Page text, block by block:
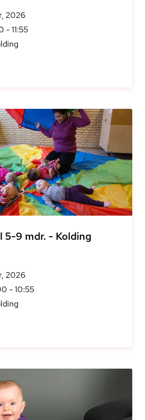
2026
- 11:55
5-9 mdr. - Kolding
2026
- 10:55